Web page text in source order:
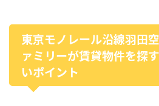
東京モノレール沿線羽田
ァミリーが賃貸物件を探
いポイント